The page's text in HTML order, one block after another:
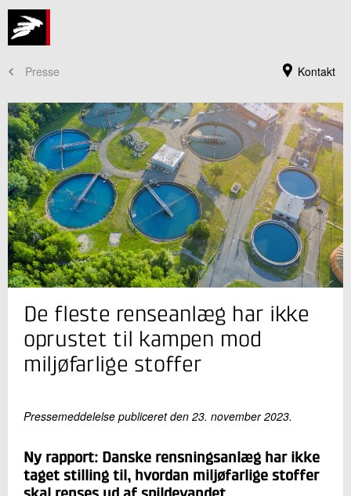
Kontakt
Presse
Jeg er din kontaktperson
Lotte Bjerrum Friis-Holm
Centerchef, ph.d.
Vandteknologi
+45 72 20 18 37
Send e-mail
De fleste renseanlæg har ikke
oprustet til kampen mod
miljøfarlige stoffer
Pressemeddelelse publiceret den 23. november 2023.
Ny rapport: Danske rensningsanlæg har ikke
taget stilling til, hvordan miljøfarlige stoffer